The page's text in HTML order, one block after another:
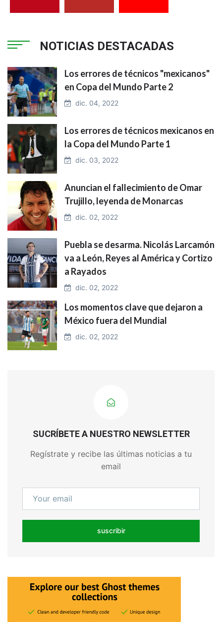
NOTICIAS DESTACADAS
Los errores de técnicos "mexicanos"
en Copa del Mundo Parte 2
dic. 04, 2022
Los errores de técnicos mexicanos en
la Copa del Mundo Parte 1
dic. 03, 2022
Anuncian el fallecimiento de Omar
Trujillo, leyenda de Monarcas
dic. 02, 2022
Puebla se desarma. Nicolás Larcamón
va a León, Reyes al América y Cortizo
a Rayados
dic. 02, 2022
Los momentos clave que dejaron a
México fuera del Mundial
dic. 02, 2022
SUCRÍBETE A NUESTRO NEWSLETTER
Regístrate y recibe las últimas noticias a tu
email
suscribir